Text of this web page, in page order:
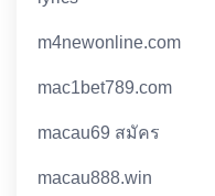
m4newonline.com
mac1bet789.com
macau69 สมัคร
macau888.win